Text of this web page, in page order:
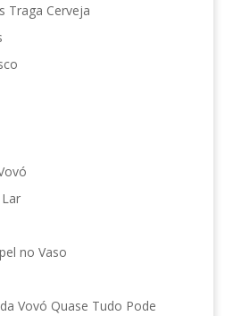
Traga Cerveja
no Vaso
Vovó Quase Tudo Pode